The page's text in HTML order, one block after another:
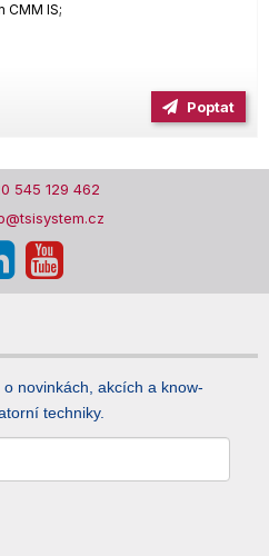
CMM IS;
Poptat
545 129 462
novinkách, akcích a know-
techniky.